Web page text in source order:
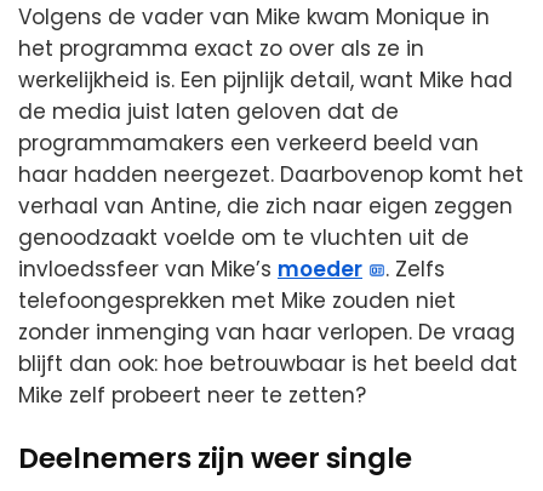
Volgens de vader van Mike kwam Monique in
het programma exact zo over als ze in
werkelijkheid is. Een pijnlijk detail, want Mike had
de media juist laten geloven dat de
programmamakers een verkeerd beeld van
haar hadden neergezet. Daarbovenop komt het
verhaal van Antine, die zich naar eigen zeggen
genoodzaakt voelde om te vluchten uit de
invloedssfeer van Mike’s moeder
. Zelfs
telefoongesprekken met Mike zouden niet
zonder inmenging van haar verlopen. De vraag
blijft dan ook: hoe betrouwbaar is het beeld dat
Mike zelf probeert neer te zetten?
Deelnemers zijn weer single